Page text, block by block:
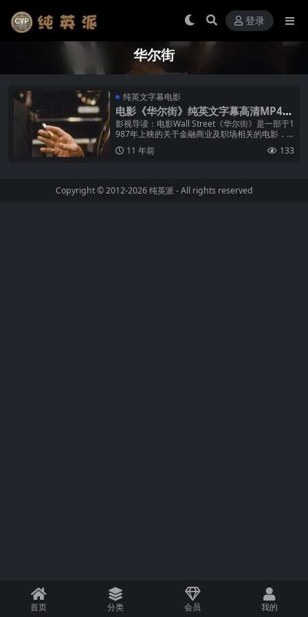
登录
华尔街
纯英文字幕电影
电影《华尔街》纯英文字幕高清MP4下
载
影视导读：电影Wall Street《华尔街》是一部于1
987年上映的关于金融商业及职场相关的电影，
由20世纪福克斯公司发行，奥利弗·斯通执导，斯
通和斯坦利·韦...
11 年前 133
Copyright © 2012-2026纯英派 - All rights reserved
首页 分类 会员 我的